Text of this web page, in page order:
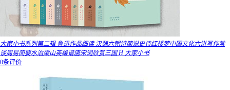
大家小书系列第二辑 鲁迅作品细读 汉魏六朝诗简说史诗红楼梦中国文化六讲写作常
谈周易简要水泊梁山英雄谱唐宋词欣赏三国 H 大家小书
0条评价